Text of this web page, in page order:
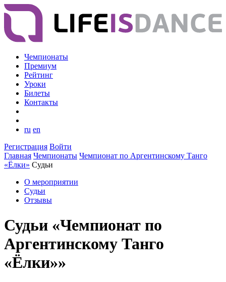
Чемпионаты
Премиум
Рейтинг
Уроки
Билеты
Контакты
ru en
Регистрация Войти
Главная Чемпионаты Чемпионат по Аргентинскому Танго
«Ёлки» Судьи
О мероприятии
Судьи
Отзывы
Судьи «Чемпионат по
Аргентинскому Танго
«Ёлки»»